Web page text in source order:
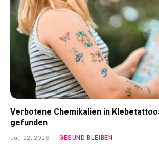
Verbotene Chemikalien in
gefunden
Juli 22, 2026 GESUND BLEIBEN